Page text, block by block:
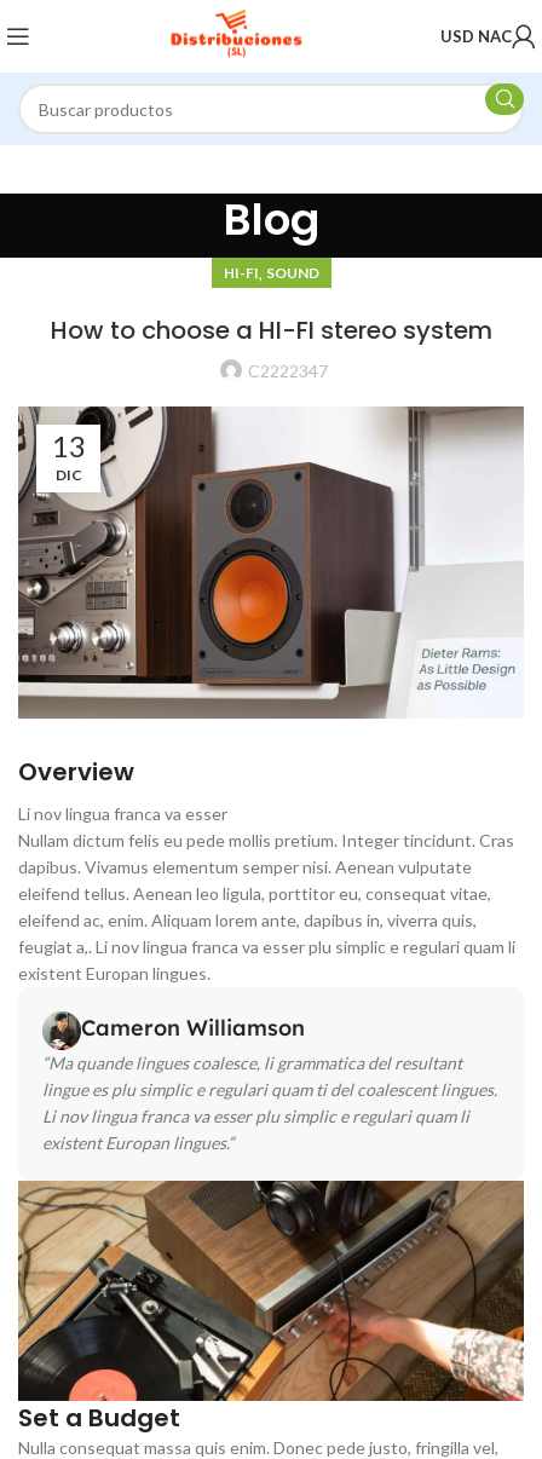
USD NAC
Blog
HI-FI, SOUND
How to choose a HI-FI stereo system
C2222347
13
DIC
Overview
Li nov lingua franca va esser
Nullam dictum felis eu pede mollis pretium. Integer tincidunt. Cras
dapibus. Vivamus elementum semper nisi. Aenean vulputate
eleifend tellus. Aenean leo ligula, porttitor eu, consequat vitae,
eleifend ac, enim. Aliquam lorem ante, dapibus in, viverra quis,
feugiat a,. Li nov lingua franca va esser plu simplic e regulari quam li
existent Europan lingues.
Cameron Williamson
“Ma quande lingues coalesce, li grammatica del resultant
lingue es plu simplic e regulari quam ti del coalescent lingues.
Li nov lingua franca va esser plu simplic e regulari quam li
existent Europan lingues.”
Set a Budget
Nulla consequat massa quis enim. Donec pede justo, fringilla vel,